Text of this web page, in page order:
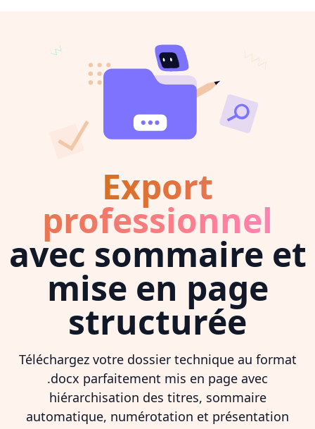
Export
professionnel
avec sommaire et
mise en page
structurée
Téléchargez votre dossier technique au format
.docx parfaitement mis en page avec
hiérarchisation des titres, sommaire
automatique, numérotation et présentation